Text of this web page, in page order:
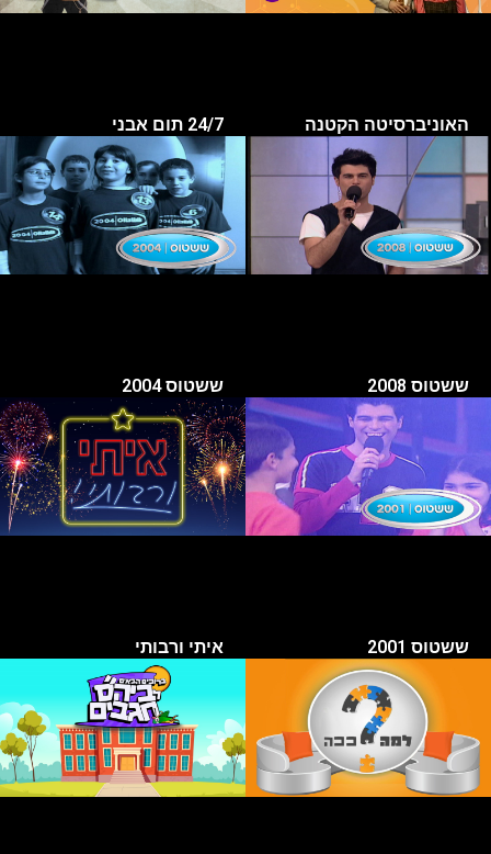
האוניברסיטה הקטנה 24/7 תום אבני
ששטוס 2008 ששטוס 2004
ששטוס 2001 איתי ורבותי